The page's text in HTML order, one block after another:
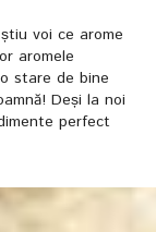
voi ce arome
aromele
stare de bine
Deși la noi
perfect